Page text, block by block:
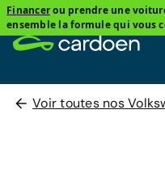
Financerou prendre une
ensemble la formule qui vous
Voir toutes nos